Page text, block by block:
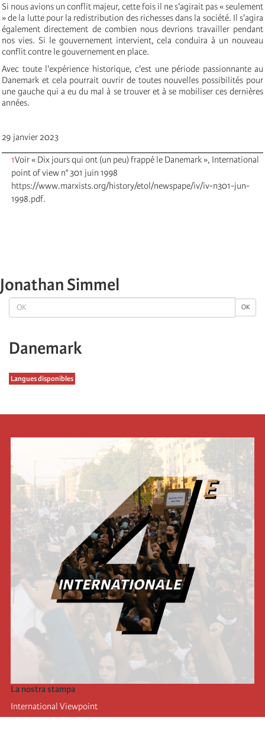
OK OK
Danemark
Langues disponibles
Si nous avions un conflit majeur, cette fois il ne s'agirait pas « seulement
» de la lutte pour la redistribution des richesses dans la société. Il s'agira
également directement de combien nous devrions travailler pendant
nos vies. Si le gouvernement intervient, cela conduira à un nouveau
conflit contre le gouvernement en place.
Avec toute l'expérience historique, c'est une période passionnante au
Danemark et cela pourrait ouvrir de toutes nouvelles possibilités pour
une gauche qui a eu du mal à se trouver et à se mobiliser ces dernières
années.
29 janvier 2023
1Voir « Dix jours qui ont (un peu) frappé le Danemark », International
point of view n° 301 juin 1998
https://www.marxists.org/history/etol/newspape/iv/iv-n301-jun-
1998.pdf.
Jonathan Simmel
La nostra stampa
International Viewpoint